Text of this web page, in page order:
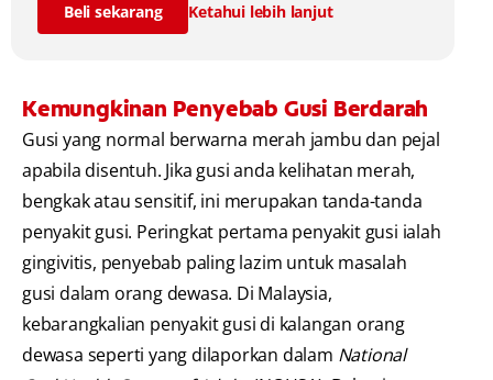
Beli sekarang Ketahui lebih lanjut
Kemungkinan Penyebab Gusi Berdarah
Gusi yang normal berwarna merah jambu dan pejal
apabila disentuh. Jika gusi anda kelihatan merah,
bengkak atau sensitif, ini merupakan tanda-tanda
penyakit gusi. Peringkat pertama penyakit gusi ialah
gingivitis, penyebab paling lazim untuk masalah
gusi dalam orang dewasa. Di Malaysia,
kebarangkalian penyakit gusi di kalangan orang
dewasa seperti yang dilaporkan dalam National